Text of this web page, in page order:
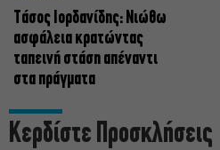
Tάσος Ιορδανίδης: Νιώθω
ασφάλεια κρατώντας
ταπεινή στάση απέναντι
στα πράγματα
Κερδίστε Προσκλήσεις